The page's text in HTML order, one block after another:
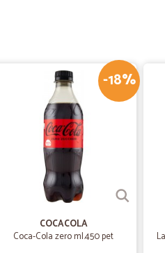
-18%
COCACOLA
Coca-Cola zero ml.450 pet